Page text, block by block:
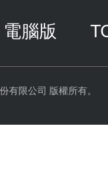
電腦版
有限公司 版權所有。